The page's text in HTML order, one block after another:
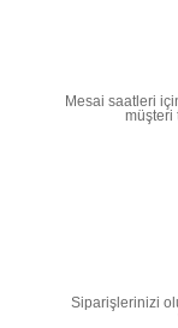
Mesai saatleri
müşteri
Siparişlerinizi